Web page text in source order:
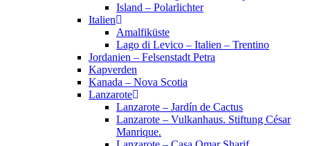
Island – Polarlichter
Italien
Amalfiküste
Lago di Levico – Italien – Trentino
Jordanien – Felsenstadt Petra
Kapverden
Kanada – Nova Scotia
Lanzarote
Lanzarote – Jardín de Cactus
Lanzarote – Vulkanhaus. Stiftung César
Manrique.